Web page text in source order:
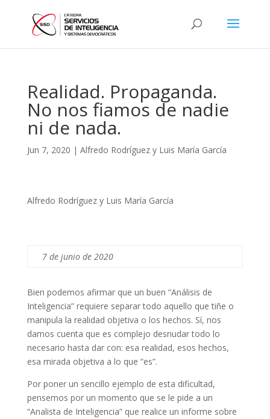
Realidad. Propaganda.
No nos fiamos de nadie
ni de nada.
Jun 7, 2020 | Alfredo Rodríguez y Luis María García
Alfredo Rodríguez y Luis María García
7 de junio de 2020
Bien podemos afirmar que un buen “Análisis de
Inteligencia” requiere separar todo aquello que tiñe o
manipula la realidad objetiva o los hechos. Sí, nos
damos cuenta que es complejo desnudar todo lo
necesario hasta dar con: esa realidad, esos hechos,
esa mirada objetiva a lo que “es”.
Por poner un sencillo ejemplo de esta dificultad,
pensemos por un momento que se le pide a un
“Analista de Inteligencia” que realice un informe sobre